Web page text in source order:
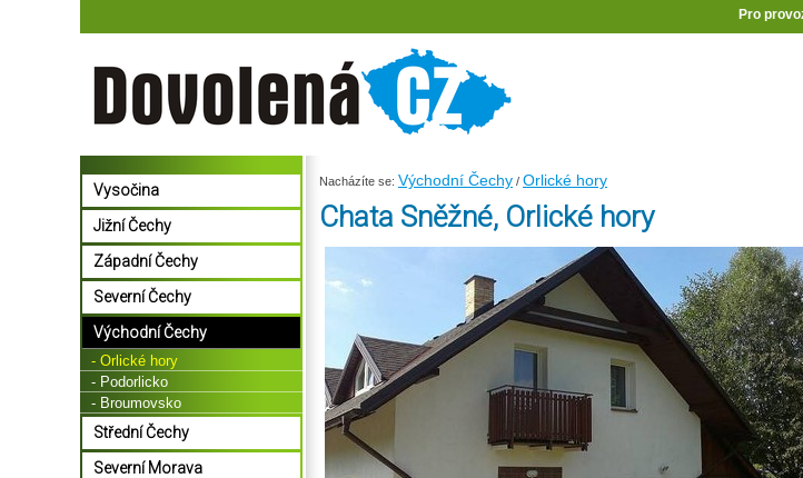
Nacházíte se: Východní Čechy / Orlické hory
Chata Sněžné, Orlické hory
Vysočina
Jižní Čechy
Západní Čechy
Severní Čechy
Východní Čechy
- Orlické hory
- Podorlicko
- Broumovsko
Střední Čechy
Severní Morava
Pro